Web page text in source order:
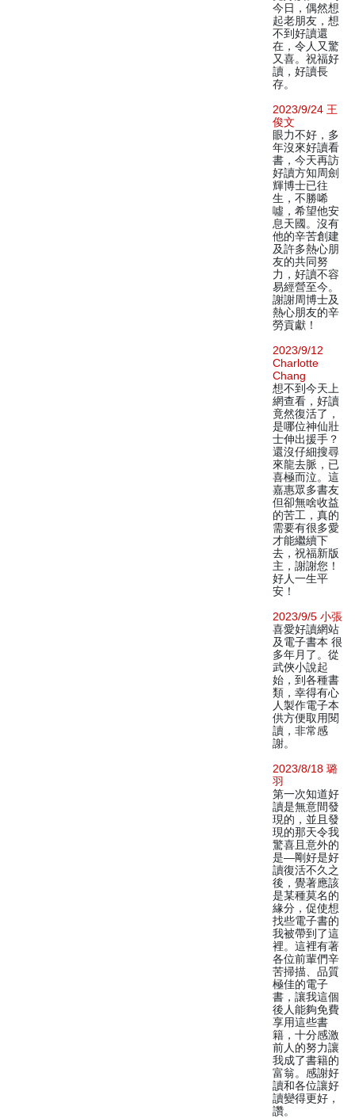
今日，偶然想
起老朋友，想
不到好讀還
在，令人又驚
又喜。祝福好
讀，好讀長
存。
2023/9/24 王
俊文
眼力不好，多
年沒來好讀看
書，今天再訪
好讀方知周劍
輝博士已往
生，不勝唏
噓，希望他安
息天國。沒有
他的辛苦創建
及許多熱心朋
友的共同努
力，好讀不容
易經營至今。
謝謝周博士及
熱心朋友的辛
勞貢獻！
2023/9/12
Charlotte
Chang
想不到今天上
網查看，好讀
竟然復活了，
是哪位神仙壯
士伸出援手？
還沒仔細搜尋
來龍去脈，已
喜極而泣。這
嘉惠眾多書友
但卻無啥收益
的苦工，真的
需要有很多愛
才能繼續下
去，祝福新版
主，謝謝您！
好人一生平
安！
2023/9/5 小張
喜愛好讀網站
及電子書本 很
多年月了。從
武俠小說起
始，到各種書
類，幸得有心
人製作電子本
供方便取用閱
讀，非常感
謝。
2023/8/18 璐
羽
第一次知道好
讀是無意間發
現的，並且發
現的那天令我
驚喜且意外的
是—剛好是好
讀復活不久之
後，覺著應該
是某種莫名的
緣分，促使想
找些電子書的
我被帶到了這
裡。這裡有著
各位前輩們辛
苦掃描、品質
極佳的電子
書，讓我這個
後人能夠免費
享用這些書
籍，十分感激
前人的努力讓
我成了書籍的
富翁。感謝好
讀和各位讓好
讀變得更好，
讚。